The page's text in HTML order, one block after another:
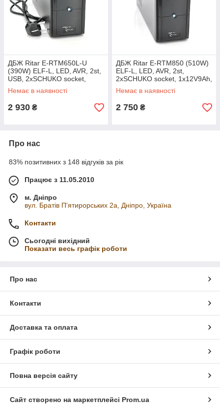
ДБЖ Ritar E-RTM650L-U
(390W) ELF-L, LED, AVR, 2st,
USB, 2xSCHUKO socket,
1x12V7Ah, metal Case Q4
(370*130*210) 4,8 кг
Немає в наявності
2 930 ₴
ДБЖ Ritar E-RTM850 (510W)
ELF-L, LED, AVR, 2st,
2xSCHUKO socket, 1x12V9Ah,
metal Case Q4 (370*130*210)
5,8кг (310*85*140)
Немає в наявності
2 750 ₴
Про нас
83% позитивних з 148 відгуків за рік
Працює з 11.05.2010
м. Дніпро
вул. Братів П'ятирорських 2а, Дніпро, Україна
Контакти
Сьогодні вихідний
Показати весь графік роботи
Про нас
Контакти
Доставка та оплата
Графік роботи
Повна версія сайту
Сайт створено на маркетплейсі Prom.ua